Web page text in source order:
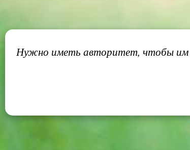
Нужно иметь авторитет, чтобы им